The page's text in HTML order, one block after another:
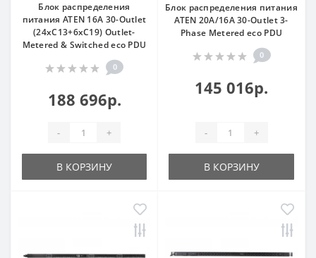
Блок распределения
питания ATEN 16A 30-Outlet
(24xC13+6xC19) Outlet-
Metered & Switched eco PDU
0
188 696р.
- +
В КОРЗИНУ
Блок распределения питания
ATEN 20A/16A 30-Outlet 3-
Phase Metered eco PDU
0
145 016р.
- +
В КОРЗИНУ